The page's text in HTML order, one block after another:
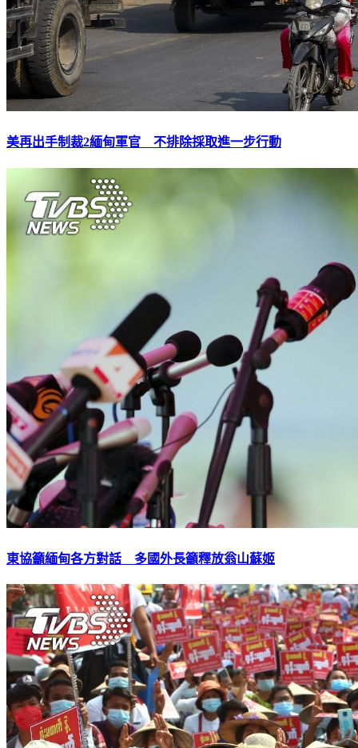
美再出手制裁2緬甸軍官 不排除採取進一步行動
東協籲緬甸各方對話 多國外長籲釋放翁山蘇姬